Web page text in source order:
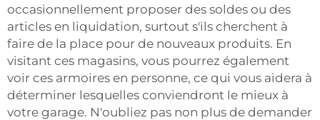
occasionnellement proposer des soldes ou des
articles en liquidation, surtout s'ils cherchent à
faire de la place pour de nouveaux produits. En
visitant ces magasins, vous pourrez également
voir ces armoires en personne, ce qui vous aidera à
déterminer lesquelles conviendront le mieux à
votre garage. N'oubliez pas non plus de demander